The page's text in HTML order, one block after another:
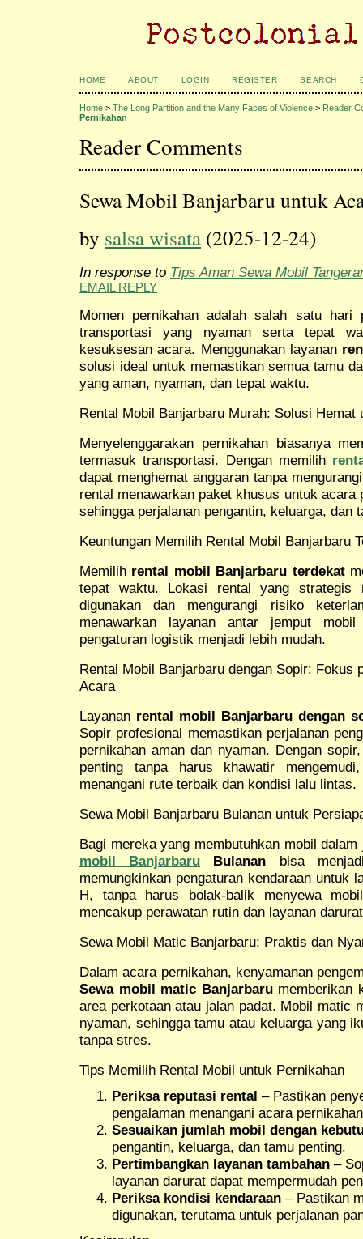
HOME ABOUT LOGIN REGISTER SEARCH
Home > The Long Partition and the Many Faces of Violence > Reader
Pernikahan
Reader Comments
Sewa Mobil Banjarbaru untuk
by salsa wisata (2025-12-24)
In response to Tips Aman Sewa Mobil
EMAIL REPLY
Momen pernikahan adalah salah satu hari
transportasi yang nyaman serta tepat
kesuksesan acara. Menggunakan layanan
solusi ideal untuk memastikan semua tamu
yang aman, nyaman, dan tepat waktu.
Rental Mobil Banjarbaru Murah: Solusi Hemat
Menyelenggarakan pernikahan biasanya
termasuk transportasi. Dengan memilih
dapat menghemat anggaran tanpa
rental menawarkan paket khusus untuk acara
sehingga perjalanan pengantin, keluarga, dan
Keuntungan Memilih Rental Mobil Banjarbaru
Memilih rental mobil Banjarbaru terdekat
tepat waktu. Lokasi rental yang strategis
digunakan dan mengurangi risiko
menawarkan layanan antar jemput
pengaturan logistik menjadi lebih mudah.
Rental Mobil Banjarbaru dengan Sopir: Fokus
Acara
Layanan rental mobil Banjarbaru dengan
Sopir profesional memastikan perjalanan
pernikahan aman dan nyaman. Dengan
penting tanpa harus khawatir
menangani rute terbaik dan kondisi lalu lintas.
Sewa Mobil Banjarbaru Bulanan untuk
Bagi mereka yang membutuhkan mobil
mobil Banjarbaru Bulanan bisa
memungkinkan pengaturan kendaraan untuk
H, tanpa harus bolak-balik menyewa
mencakup perawatan rutin dan layanan
Sewa Mobil Matic Banjarbaru: Praktis dan
Dalam acara pernikahan, kenyamanan
Sewa mobil matic Banjarbarumemberikan
area perkotaan atau jalan padat. Mobil matic
nyaman, sehingga tamu atau keluarga yang
tanpa stres.
Tips Memilih Rental Mobil untuk Pernikahan
Periksa reputasi rental – Pastikan
pengalaman menangani acara
Sesuaikan jumlah mobil dengan
pengantin, keluarga, dan tamu penting.
Pertimbangkan layanan tambahan –
layanan darurat dapat mempermudah
Periksa kondisi kendaraan – Pastikan
digunakan, terutama untuk perjalanan